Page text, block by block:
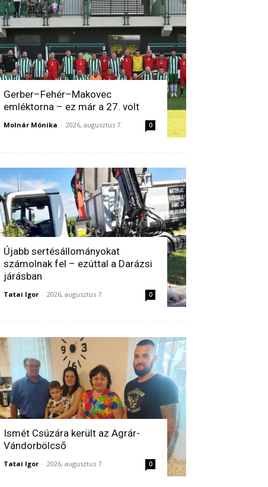
Gerber–Fehér–Makovec
emléktorna – ez már a 27. volt
Molnár Mónika - 2026, augusztus 7. 0
Újabb sertésállományokat
számolnak fel – ezúttal a Darázsi
járásban
Tatai Igor - 2026, augusztus 7. 0
Ismét Csúzára került az Agrár-
Vándorbölcső
Tatai Igor - 2026, augusztus 7. 0